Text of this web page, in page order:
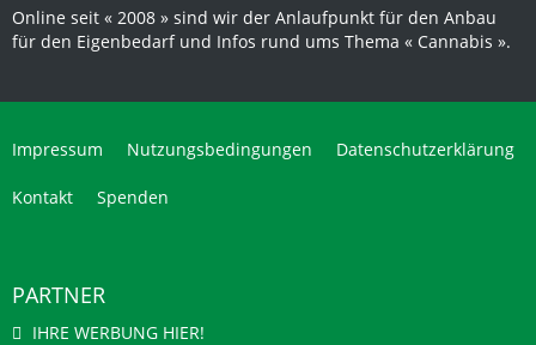
Online seit « 2008 » sind wir der Anlaufpunkt für den Anbau
für den Eigenbedarf und Infos rund ums Thema « Cannabis ».
Impressum Nutzungsbedingungen Datenschutzerklärung
Kontakt Spenden
PARTNER
IHRE WERBUNG HIER!